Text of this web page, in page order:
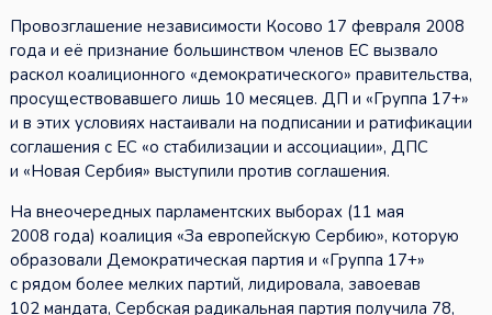
Провозглашение независимости Косово 17 февраля 2008
года и её признание большинством членов ЕС вызвало
раскол коалиционного «демократического» правительства,
просуществовавшего лишь 10 месяцев. ДП и «Группа 17+»
и в этих условиях настаивали на подписании и ратификации
соглашения с ЕС «о стабилизации и ассоциации», ДПС
и «Новая Сербия» выступили против соглашения.
На внеочередных парламентских выборах (11 мая
2008 года) коалиция «За европейскую Сербию», которую
образовали Демократическая партия и «Группа 17+»
с рядом более мелких партий, лидировала, завоевав
102 мандата, Сербская радикальная партия получила 78,